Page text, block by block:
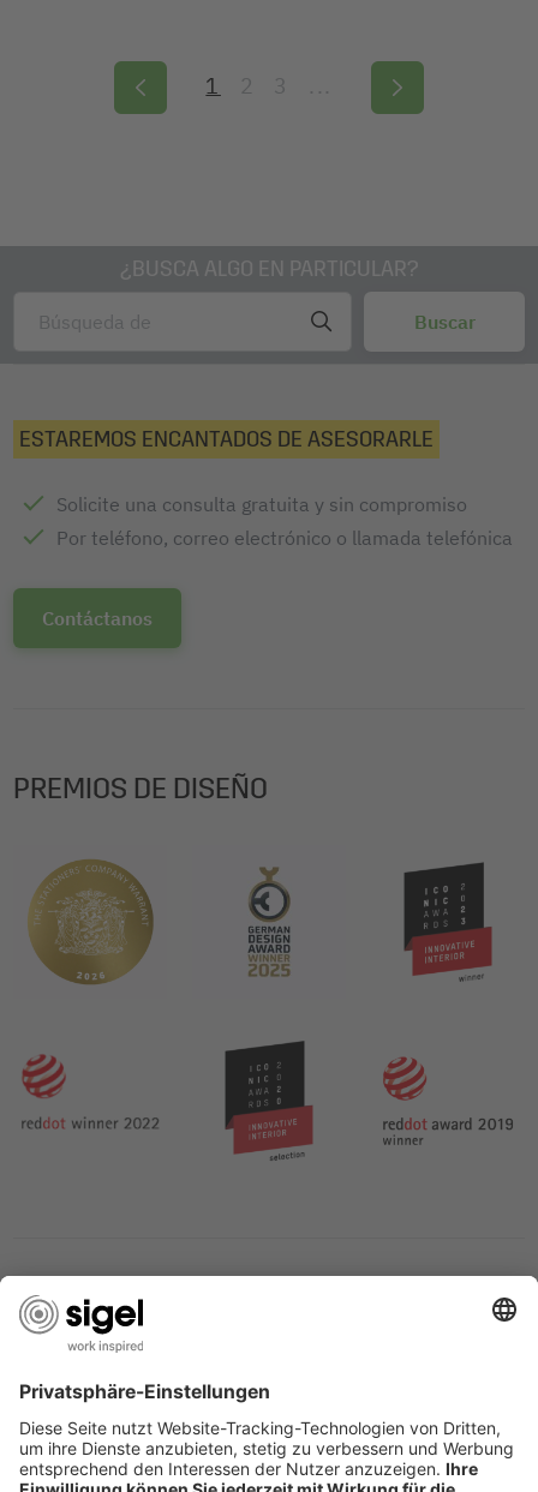
1 2 3 ...
¿BUSCA ALGO EN PARTICULAR?
ESTAREMOS ENCANTADOS DE ASESORARLE
Solicite una consulta gratuita y sin compromiso
Por teléfono, correo electrónico o llamada telefónica
Contáctanos
PREMIOS DE DISEÑO
SOBRE SIGEL
PÁGINAS ÚTILES